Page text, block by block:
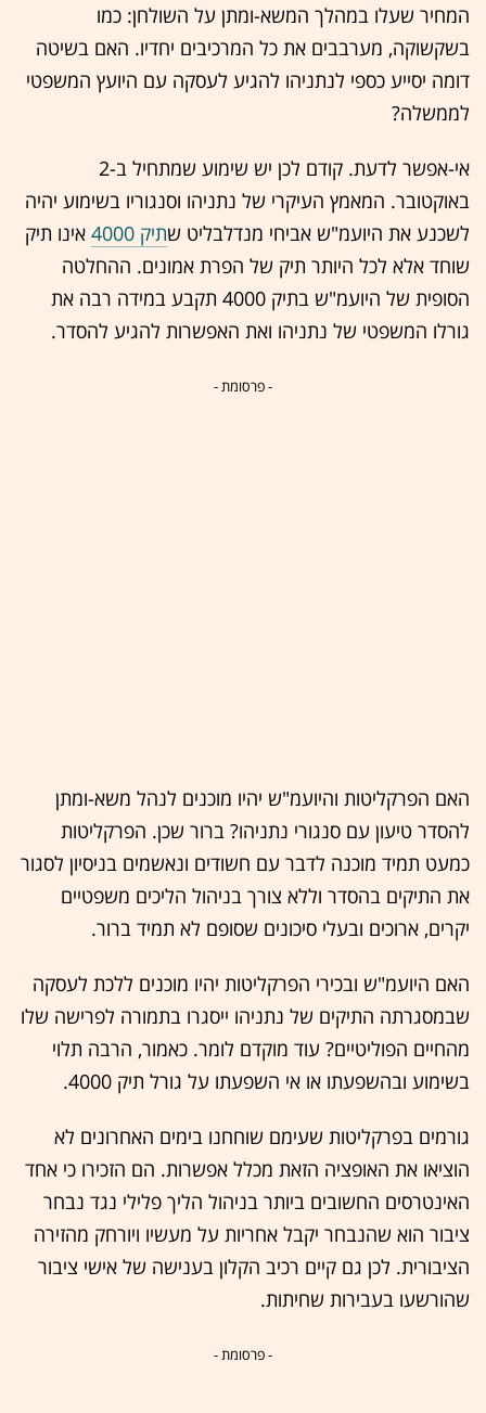
המחיר שעלו במהלך המשא-ומתן על השולחן: כמו
בשקשוקה, מערבבים את כל המרכיבים יחדיו. האם בשיטה
דומה יסייע כספי לנתניהו להגיע לעסקה עם היועץ המשפטי
לממשלה?
אי-אפשר לדעת. קודם לכן יש שימוע שמתחיל ב-2
באוקטובר. המאמץ העיקרי של נתניהו וסנגוריו בשימוע יהיה
לשכנע את היועמ"ש אביחי מנדלבליט שתיק 4000
אינו תיק
שוחד אלא לכל היותר תיק של הפרת אמונים. ההחלטה
הסופית של היועמ"ש בתיק 4000 תקבע במידה רבה את
גורלו המשפטי של נתניהו ואת האפשרות להגיע להסדר.
- פרסומת -
האם הפרקליטות והיועמ"ש יהיו מוכנים לנהל משא-ומתן
להסדר טיעון עם סנגורי נתניהו? ברור שכן. הפרקליטות
כמעט תמיד מוכנה לדבר עם חשודים ונאשמים בניסיון לסגור
את התיקים בהסדר וללא צורך בניהול הליכים משפטיים
יקרים, ארוכים ובעלי סיכונים שסופם לא תמיד ברור.
האם היועמ"ש ובכירי הפרקליטות יהיו מוכנים ללכת לעסקה
שבמסגרתה התיקים של נתניהו ייסגרו בתמורה לפרישה שלו
מהחיים הפוליטיים? עוד מוקדם לומר. כאמור, הרבה תלוי
בשימוע ובהשפעתו או אי השפעתו על גורל תיק 4000.
גורמים בפרקליטות שעימם שוחחנו בימים האחרונים לא
הוציאו את האופציה הזאת מכלל אפשרות. הם הזכירו כי אחד
האינטרסים החשובים ביותר בניהול הליך פלילי נגד נבחר
ציבור הוא שהנבחר יקבל אחריות על מעשיו ויורחק מהזירה
הציבורית. לכן גם קיים רכיב הקלון בענישה של אישי ציבור
שהורשעו בעבירות שחיתות.
- פרסומת -